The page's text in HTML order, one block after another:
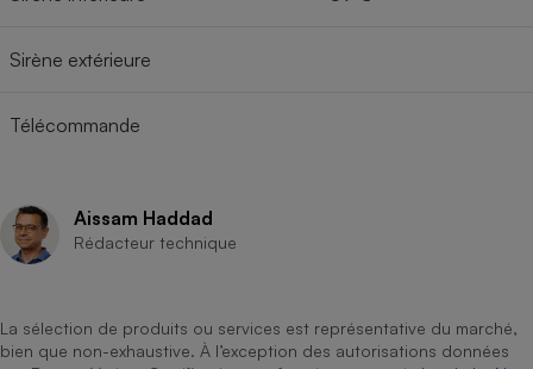
Sirène extérieure
Télécommande
Aissam Haddad
Rédacteur technique
La sélection de produits ou services est représentative du marché,
bien que non-exhaustive. À l’exception des autorisations données